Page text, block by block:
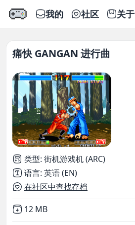
我的 社区 关于
痛快 GANGAN 进行曲
类型: 街机游戏机 (ARC)
语言: 英语 (EN)
在社区中查找存档
Not downloaded
12 MB